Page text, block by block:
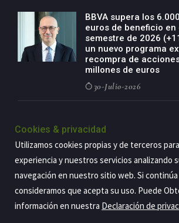
BBVA supera los
euros de beneficio en
semestre de 2026
un nuevo programa
recompra de
millones de euros
30-Julio-2026
negocio agro con un
de especialización
países
29-Julio-2026
Cookies & privacidad
Utilizamos cookies propias y de terceros
experiencia y nuestros servicios analizando
navegación en nuestro sitio web. Si
consideramos que acepta su uso. Puede
información en nuestra Declaración de